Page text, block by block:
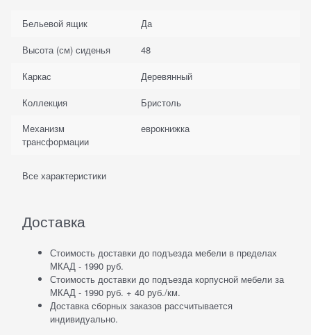
Бельевой ящик
Да
Высота (см) сиденья
48
Каркас
Деревянный
Коллекция
Бристоль
Механизм
трансформации
еврокнижка
Все характеристики
Доставка
Стоимость доставки до подъезда мебели в пределах
МКАД - 1990 руб.
Стоимость доставки до подъезда корпусной мебели за
МКАД - 1990 руб. + 40 руб./км.
Доставка сборных заказов рассчитывается
индивидуально.